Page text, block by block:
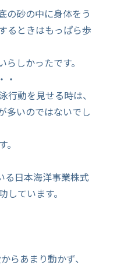
の砂の中に身体をう
るときはもっぱら歩
しかったです。
・
動を見せる時は、
多いのではないでし
る日本海洋事業株式
ています。
らあまり動かず、